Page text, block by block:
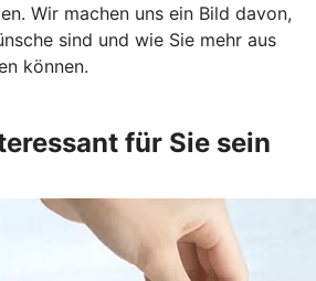
Wir machen uns ein Bild davon,
sind und wie Sie mehr aus
können.
für Sie sein